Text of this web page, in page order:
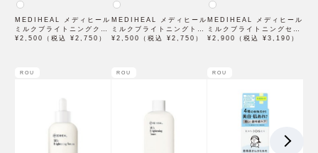
MEDIHEAL メディヒール
ミルクブライトニングクリ
ーム 60mL
¥2,500（税込 ¥2,750）
MEDIHEAL メディヒール
ミルクブライトニングトナ
ー 300mL
¥2,500（税込 ¥2,750）
MEDIHEAL メディヒール
ミルクブライトニングセラ
ム 40mL
¥2,900（税込 ¥3,190）
ROU ROU ROU